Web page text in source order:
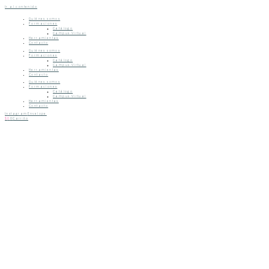
Ir al contenido
Quiénes somos
Formaciones
Catálogo
Campus Virtual
Herramientas
Contacto
Quiénes somos
Formaciones
Catálogo
Campus Virtual
Herramientas
Contacto
Quiénes somos
Formaciones
Catálogo
Campus Virtual
Herramientas
Contacto
Instagram Envelope
$ 0 0 Carrito